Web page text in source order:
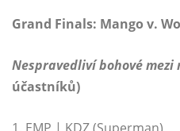
Grand Finals: Mango v.
Nespravedliví bohové mezi
účastníků)